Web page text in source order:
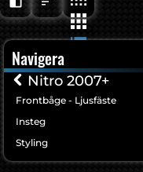
Navigera
Nitro 2007+
Frontbåge - Ljusfäste
Insteg
Styling